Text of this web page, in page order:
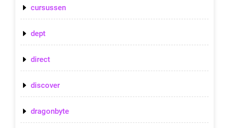
cursussen
dept
direct
discover
dragonbyte